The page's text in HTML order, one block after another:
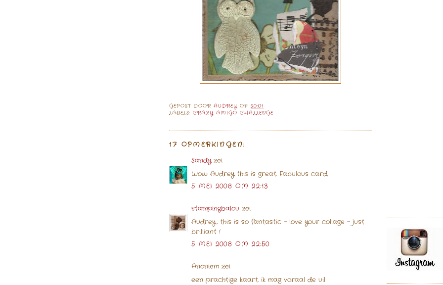
GEPOST DOORAUDREY OP20:01
LABELS:CRAZY AMIGO CHALLENGE
17 OPMERKINGEN:
Sandyzei
Wow Audrey this is great. Fabulous card.
5 MEI 2008 OM 22:13
stampingbalou zei
Audrey, this is so fantastic - love your collage - just
brilliant !
5 MEI 2008 OM 22:50
Anoniem zei
een prachtige kaart. ik mag voraal de uil